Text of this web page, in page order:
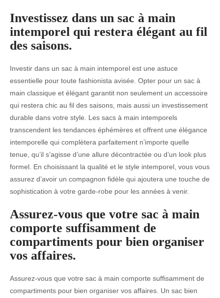
Investissez dans un sac à main
intemporel qui restera élégant au fil
des saisons.
Investir dans un sac à main intemporel est une astuce
essentielle pour toute fashionista avisée. Opter pour un sac à
main classique et élégant garantit non seulement un accessoire
qui restera chic au fil des saisons, mais aussi un investissement
durable dans votre style. Les sacs à main intemporels
transcendent les tendances éphémères et offrent une élégance
intemporelle qui complètera parfaitement n’importe quelle
tenue, qu’il s’agisse d’une allure décontractée ou d’un look plus
formel. En choisissant la qualité et le style intemporel, vous vous
assurez d’avoir un compagnon fidèle qui ajoutera une touche de
sophistication à votre garde-robe pour les années à venir.
Assurez-vous que votre sac à main
comporte suffisamment de
compartiments pour bien organiser
vos affaires.
Assurez-vous que votre sac à main comporte suffisamment de
compartiments pour bien organiser vos affaires. Un sac bien